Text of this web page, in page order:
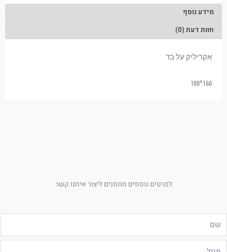
מידע נוסף
חוות דעת (0)
אקריליק על בד
160*100
לפרטים נוספים מוזמנים ליצור איתנו קשר